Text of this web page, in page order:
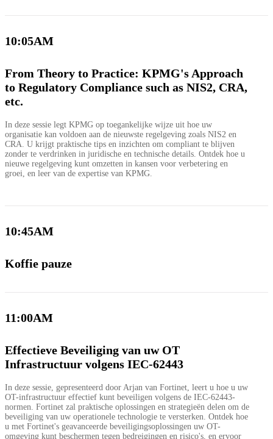
10:05AM
From Theory to Practice: KPMG's Approach
to Regulatory Compliance such as NIS2, CRA,
etc.
In deze sessie legt KPMG op toegankelijke wijze uit hoe uw
organisatie kan voldoen aan de nieuwste regelgeving zoals NIS2 en
CRA. U krijgt praktische tips en inzichten om compliant te blijven
zonder te verdrinken in juridische en technische details. Ontdek hoe u
nieuwe regelgeving kunt omzetten in kansen voor verbetering en
groei, en leer van de expertise van KPMG.
10:45AM
Koffie pauze
11:00AM
Effectieve Beveiliging van uw OT
Infrastructuur volgens IEC-62443
In deze sessie, gepresenteerd door Arjan van Fortinet, leert u hoe u uw
OT-infrastructuur effectief kunt beveiligen volgens de IEC-62443-
normen. Fortinet zal praktische oplossingen en strategieën delen om de
beveiliging van uw operationele technologie te versterken. Ontdek hoe
u met Fortinet's geavanceerde beveiligingsoplossingen uw OT-
omgeving kunt beschermen tegen bedreigingen en risico's, en ervoor